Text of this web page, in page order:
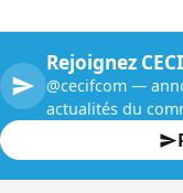
Rejoignez
@cecifcom —
actualités du